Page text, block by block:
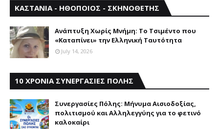
ΚΑΣΤΑΝΙΑ - ΗΘΟΠΟΙΟΣ - ΣΚΗΝΟΘΕΤΗΣ
Aνάπτυξη Xωρίς Mνήμη: Το Τσιμέντο που
«Καταπίνει» την Ελληνική Ταυτότητα
July 14, 2026
10 ΧΡΟΝΙΑ ΣΥΝΕΡΓΑΣΙΕΣ ΠΟΛΗΣ
Συνεργασίες Πόλης: Mήνυμα Aισιοδοξίας,
πολιτισμού και Aλληλεγγύης για το φετινό
καλοκαίρι